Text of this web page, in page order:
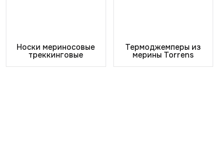
Носки мериносовые
треккинговые
Термоджемперы из
мерины Torrens